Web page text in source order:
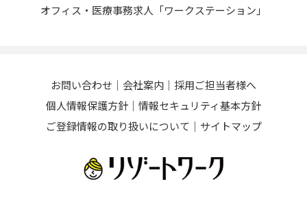
オフィス・医療事務求人「ワークステーション」
お問い合わせ 会社案内
採用ご担当者様へ
個人情報保護方針
情報セキュリティ基本方針
ご登録情報の取り扱いについて
サイトマップ